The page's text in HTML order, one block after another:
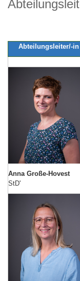
Abteilungsleiter/-in
Anna Große-Hovest
StD'